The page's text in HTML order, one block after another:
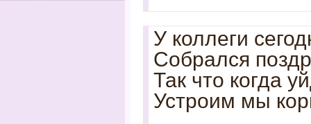
У коллеги
Собрался
Так что когда
Устроим мы